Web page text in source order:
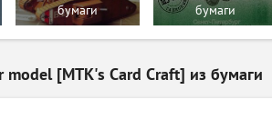
бумаги
бумаги
[MTK's Card Craft] из бумаги